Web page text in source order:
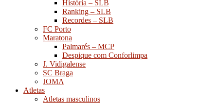
História – SLB
Ranking – SLB
Recordes – SLB
FC Porto
Maratona
Palmarés – MCP
Despique com Conforlimpa
J. Vidigalense
SC Braga
JOMA
Atletas
Atletas masculinos